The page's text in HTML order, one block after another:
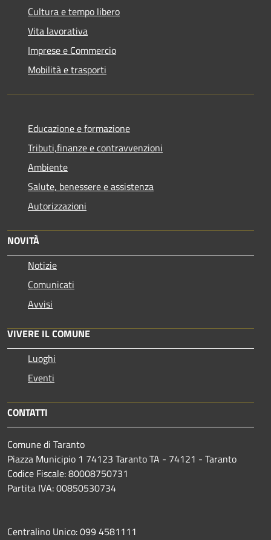
Cultura e tempo libero
Vita lavorativa
Imprese e Commercio
Mobilità e trasporti
Educazione e formazione
Tributi,finanze e contravvenzioni
Ambiente
Salute, benessere e assistenza
Autorizzazioni
NOVITÀ
Notizie
Comunicati
Avvisi
VIVERE IL COMUNE
Luoghi
Eventi
CONTATTI
Comune di Taranto
Piazza Municipio 1 74123 Taranto TA - 74121 - Taranto
Codice Fiscale: 80008750731
Partita IVA: 00850530734
Centralino Unico: 099 4581111